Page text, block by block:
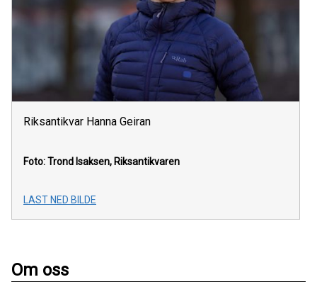
Riksantikvar Hanna Geiran
Foto: Trond Isaksen, Riksantikvaren
LAST NED BILDE
Om oss